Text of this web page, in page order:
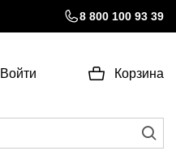
8 800 100 93 39
Войти Корзина